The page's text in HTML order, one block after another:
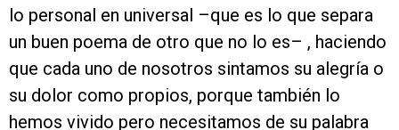
lo personal en universal –que es lo que separa
un buen poema de otro que no lo es– , haciendo
que cada uno de nosotros sintamos su alegría o
su dolor como propios, porque también lo
hemos vivido pero necesitamos de su palabra